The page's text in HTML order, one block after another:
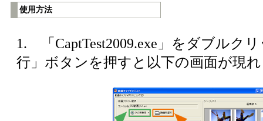
使用方法
1. 「CaptTest2009.exe」をダブルク
行」ボタンを押すと以下の画面が現